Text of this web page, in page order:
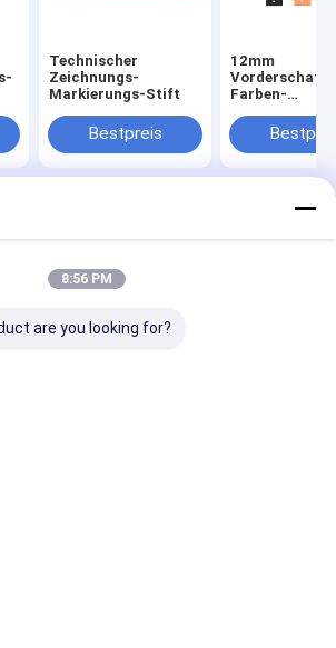
Technischer
Zeichnungs-
Markierungs-Stift
Bestpreis
12mm
Farben-
Datenschutzrichtlinie
China Fabrik.Copyright © 2026 Aristo
Limited. All Rights Reserved.
8:56 PM
are you looking for?